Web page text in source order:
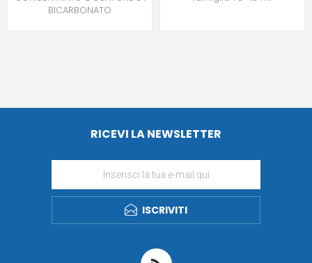
BICARBONATO
RICEVI LA NEWSLETTER
ISCRIVITI